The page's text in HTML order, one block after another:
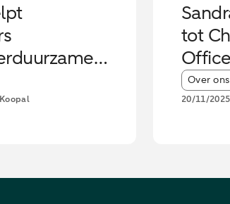
tot
Chief
Article
Over ons
20/11/2025